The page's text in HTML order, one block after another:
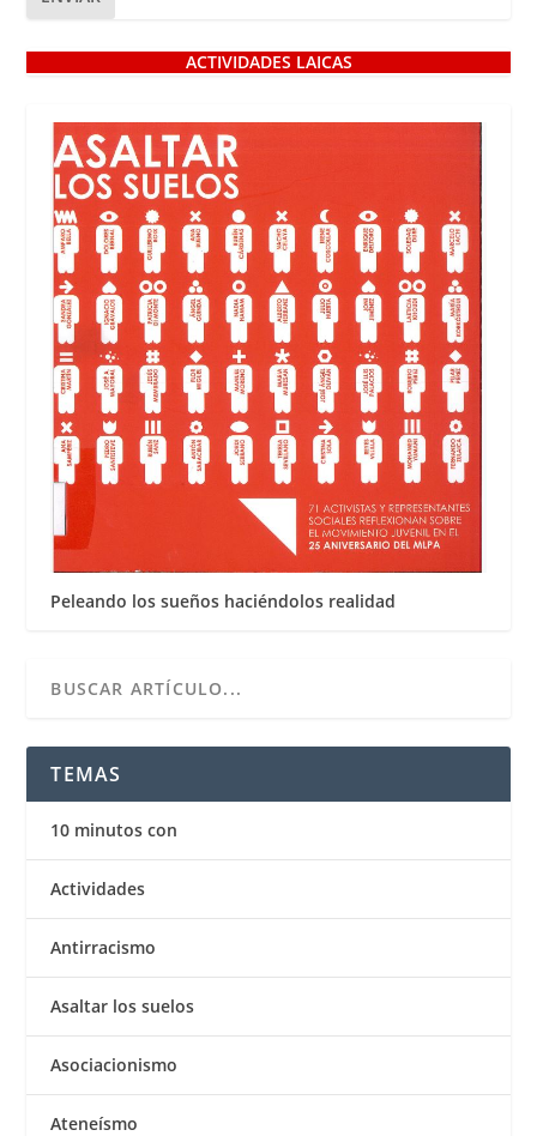
ACTIVIDADES LAICAS
Peleando los sueños haciéndolos realidad
TEMAS
10 minutos con
Actividades
Antirracismo
Asaltar los suelos
Asociacionismo
Ateneísmo